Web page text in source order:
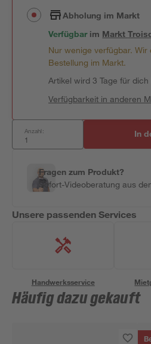
Abholung im Markt
Verfügbar im Markt
Nur wenige verfügbar.
Bestellung im Markt.
Artikel wird 3 Tage für
Verfügbarkeit in anderen
Anzahl: In
Fragen zum Produkt?
Sofort-Videoberatung aus
Unsere passenden Services
Handwerksservice
Häufig dazu gekauft